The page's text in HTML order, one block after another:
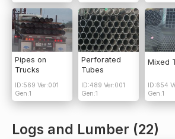
Pipes on
Trucks
ID:569 Ver:001
Gen:1
Perforated
Tubes
ID:489 Ver:001
Gen:1
Mixed
ID:654
Gen:1
Logs and Lumber (22)